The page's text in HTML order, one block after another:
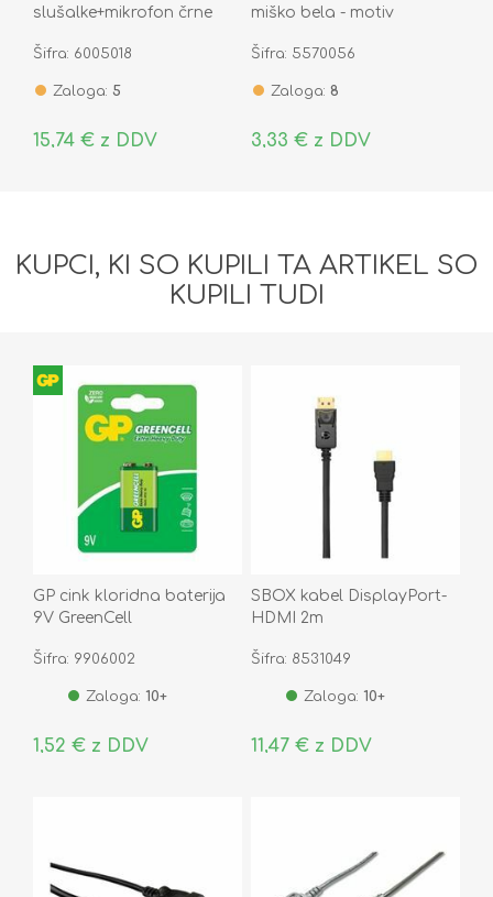
slušalke+mikrofon črne
Šifra: 6005018
Zaloga: 5
15,74 € z DDV
miško bela - motiv
OCTOPUS
Šifra: 5570056
Zaloga: 8
3,33 € z DDV
KUPCI, KI SO KUPILI TA ARTIKEL SO
KUPILI TUDI
GP cink kloridna baterija
9V GreenCell
Šifra: 9906002
Zaloga: 10+
1,52 € z DDV
SBOX kabel DisplayPort-
HDMI 2m
Šifra: 8531049
Zaloga: 10+
11,47 € z DDV